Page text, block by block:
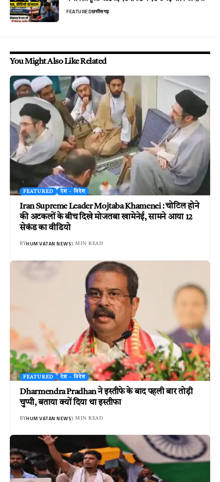
FEATUREDछत्तीसगढ़
You Might Also Like Related
FEATURED देश - विदेश
Iran Supreme Leader Mojtaba Khamenei : चोटिल होने
की अटकलों के बीच दिखे मोजतबा खामेनेई, सामने आया 12
सेकंड का वीडियो
BYHUM VATAN NEWS3 MIN READ
FEATURED देश - विदेश
Dharmendra Pradhan ने इस्तीफे के बाद पहली बार तोड़ी
चुप्पी, बताया क्यों दिया था इस्तीफा
BYHUM VATAN NEWS3 MIN READ